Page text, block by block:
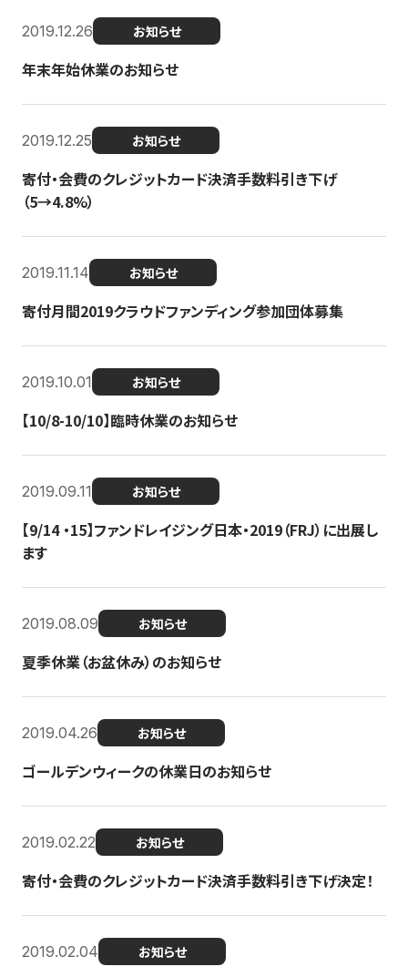
2019.12.26 お知らせ
年末年始休業のお知らせ
2019.12.25 お知らせ
寄付・会費のクレジットカード決済手数料引き下げ
（5→4.8%）
2019.11.14 お知らせ
寄付月間2019クラウドファンディング参加団体募集
2019.10.01 お知らせ
【10/8-10/10】臨時休業のお知らせ
2019.09.11 お知らせ
【9/14 ・15】ファンドレイジング日本・2019（FRJ）に出展し
ます
2019.08.09 お知らせ
夏季休業（お盆休み）のお知らせ
2019.04.26 お知らせ
ゴールデンウィークの休業日のお知らせ
2019.02.22 お知らせ
寄付・会費のクレジットカード決済手数料引き下げ決定！
2019.02.04 お知らせ